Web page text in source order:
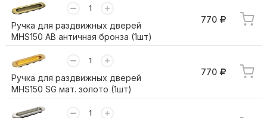
Ручка для раздвижных дверей
MHS150 AB античная бронза (1шт)
770
Ручка для раздвижных дверей
MHS150 SG мат. золото (1шт)
770